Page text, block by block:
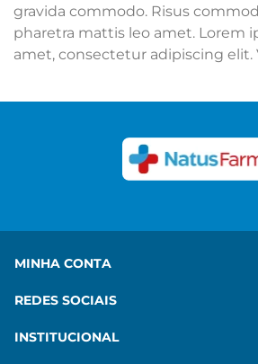
gravida commodo. Risus
pharetra mattis leo amet. Lorem
amet, consectetur adipiscing elit.
Congue felis aenean mauris sed
commodo, imperdiet sit pharetra
MINHA CONTA
REDES SOCIAIS
INSTITUCIONAL